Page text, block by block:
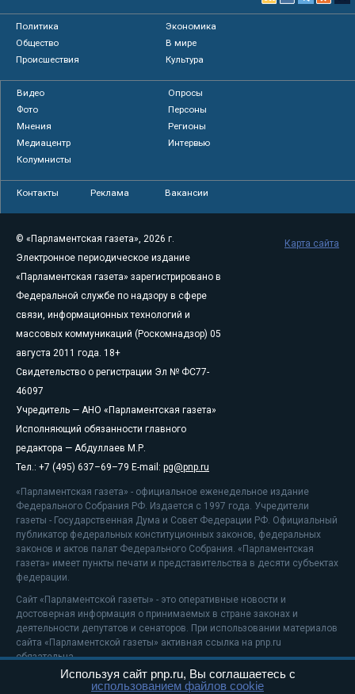
Политика
Экономика
Общество
В мире
Происшествия
Культура
Видео
Опросы
Фото
Персоны
Мнения
Регионы
Медиацентр
Интервью
Колумнисты
Контакты Реклама Вакансии
© «Парламентская газета», 2026 г.
Электронное периодическое издание
«Парламентская газета» зарегистрировано в
Федеральной службе по надзору в сфере
связи, информационных технологий и
массовых коммуникаций (Роскомнадзор) 05
августа 2011 года. 18+
Свидетельство о регистрации Эл № ФС77-
46097
Учредитель — АНО «Парламентская газета»
Исполняющий обязанности главного
редактора — Абдуллаев М.Р.
Тел.: +7 (495) 637–69–79 E-mail: pg@pnp.ru
«Парламентская газета» - официальное еженедельное издание
Федерального Собрания РФ. Издается с 1997 года. Учредители
газеты - Государственная Дума и Совет Федерации РФ. Официальный
публикатор федеральных конституционных законов, федеральных
законов и актов палат Федерального Собрания. «Парламентская
газета» имеет пункты печати и представительства в десяти субъектах
федерации.
Сайт «Парламентской газеты» - это оперативные новости и
достоверная информация о принимаемых в стране законах и
деятельности депутатов и сенаторов. При использовании материалов
сайта «Парламентской газеты» активная ссылка на pnp.ru
обязательна.
На информационном ресурсе применяютсярекомендательные
Карта сайта
Используя сайт pnp.ru, Вы соглашаетесь с
использованием файлов cookie